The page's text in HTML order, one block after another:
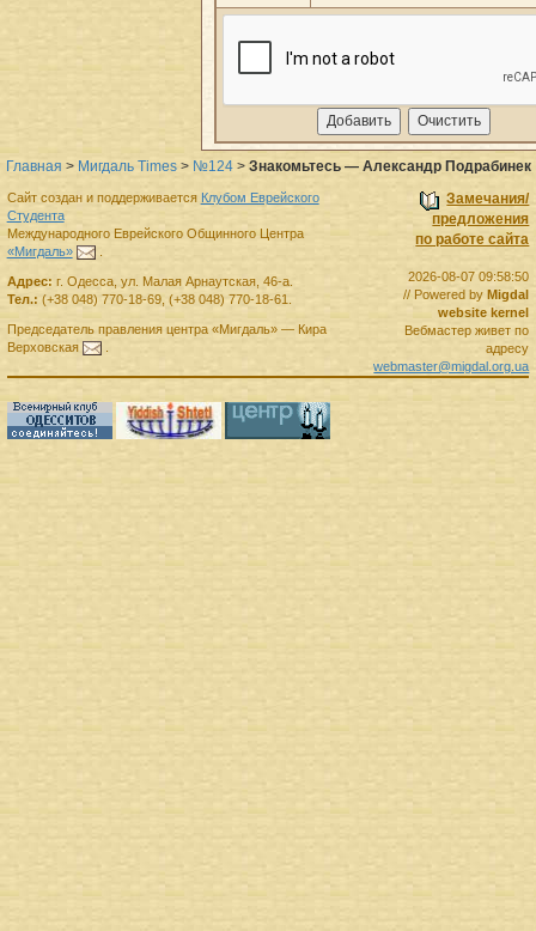
Главная > Мигдаль Times > №124 > Знакомьтесь — Александр Подрабинек
Замечания/
предложения
по работе сайта
2026-08-07 09:58:50
// Powered byMigdal
website kernel
Вебмастер живет по
адресу
webmaster@migdal.org.ua
Сайт создан и поддерживается Клубом Еврейского
Студента
Международного Еврейского Общинного Центра
«Мигдаль»
.
Адрес: г. Одесса, ул. Малая Арнаутская, 46-а.
Тел.: (+38 048) 770-18-69, (+38 048) 770-18-61
Председатель правленияцентра «Мигдаль»— Кира
Верховская
.